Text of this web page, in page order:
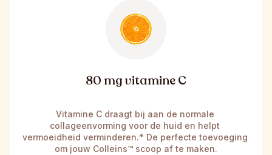
80 mg vitamine C
Vitamine C draagt bij aan de normale
collageenvorming voor de huid en helpt
vermoeidheid verminderen.* De perfecte toevoeging
om jouw Colleins™ scoop af te maken.